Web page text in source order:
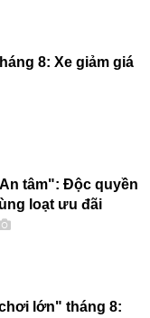
8: Xe giảm giá
tâm": Độc quyền
loạt ưu đãi
lớn" tháng 8: